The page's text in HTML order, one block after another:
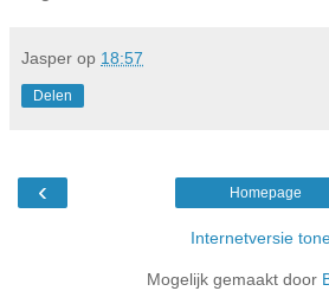
Jasper op 18:57
Delen
‹ Homepage
Internetversie
Mogelijk gemaakt door